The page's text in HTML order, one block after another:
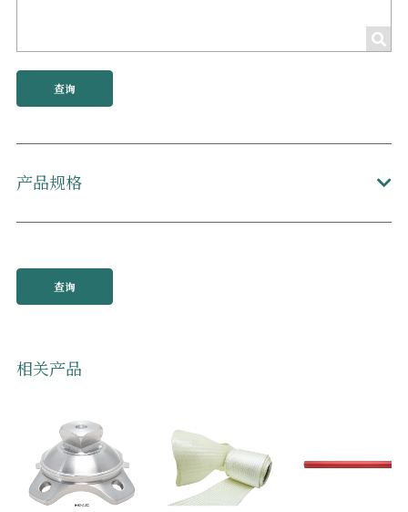
查询
产品规格
查询
相关产品